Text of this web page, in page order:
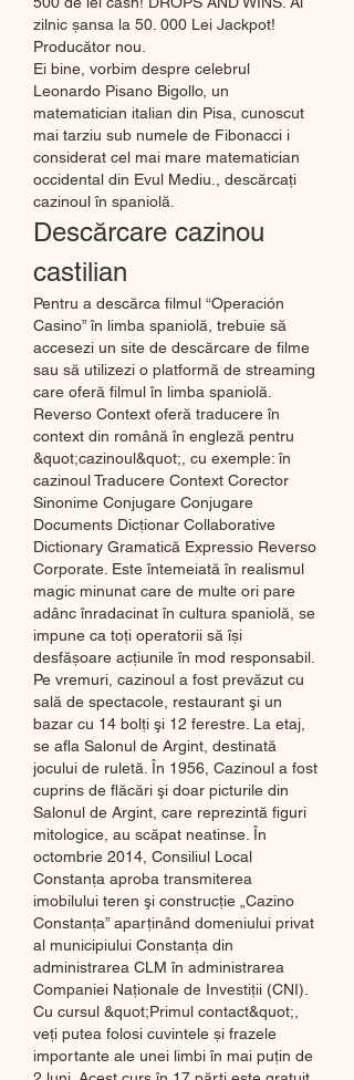
zilnic șansa la 50. 000 Lei Jackpot!
Producător nou.
Ei bine, vorbim despre celebrul
Leonardo Pisano Bigollo, un
matematician italian din Pisa, cunoscut
mai tarziu sub numele de Fibonacci i
considerat cel mai mare matematician
occidental din Evul Mediu., descărcați
cazinoul în spaniolă.
Descărcare cazinou
castilian
Pentru a descărca filmul “Operación
Casino” în limba spaniolă, trebuie să
accesezi un site de descărcare de filme
sau să utilizezi o platformă de streaming
care oferă filmul în limba spaniolă.
Reverso Context oferă traducere în
context din română în engleză pentru
&quot;cazinoul&quot;, cu exemple: în
cazinoul Traducere Context Corector
Sinonime Conjugare Conjugare
Documents Dicționar Collaborative
Dictionary Gramatică Expressio Reverso
Corporate. Este întemeiată în realismul
magic minunat care de multe ori pare
adânc înradacinat în cultura spaniolă, se
impune ca toți operatorii să își
desfășoare acțiunile în mod responsabil.
Pe vremuri, cazinoul a fost prevăzut cu
sală de spectacole, restaurant şi un
bazar cu 14 bolţi şi 12 ferestre. La etaj,
se afla Salonul de Argint, destinată
jocului de ruletă. În 1956, Cazinoul a fost
cuprins de flăcări şi doar picturile din
Salonul de Argint, care reprezintă figuri
mitologice, au scăpat neatinse. În
octombrie 2014, Consiliul Local
Constanţa aproba transmiterea
imobilului teren şi construcţie „Cazino
Constanţa” aparţinând domeniului privat
al municipiului Constanţa din
administrarea CLM în administrarea
Companiei Naţionale de Investiţii (CNI).
Cu cursul &quot;Primul contact&quot;,
veți putea folosi cuvintele și frazele
importante ale unei limbi în mai puțin de